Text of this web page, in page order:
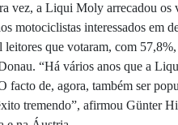
vez, a Liqui Moly arrecadou os
motociclistas interessados em
que votaram, com
“Há vários anos que a
facto de, agora, também ser
tremendo”, afirmou Günter